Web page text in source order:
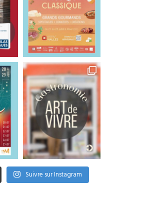
Suivre sur Instagram